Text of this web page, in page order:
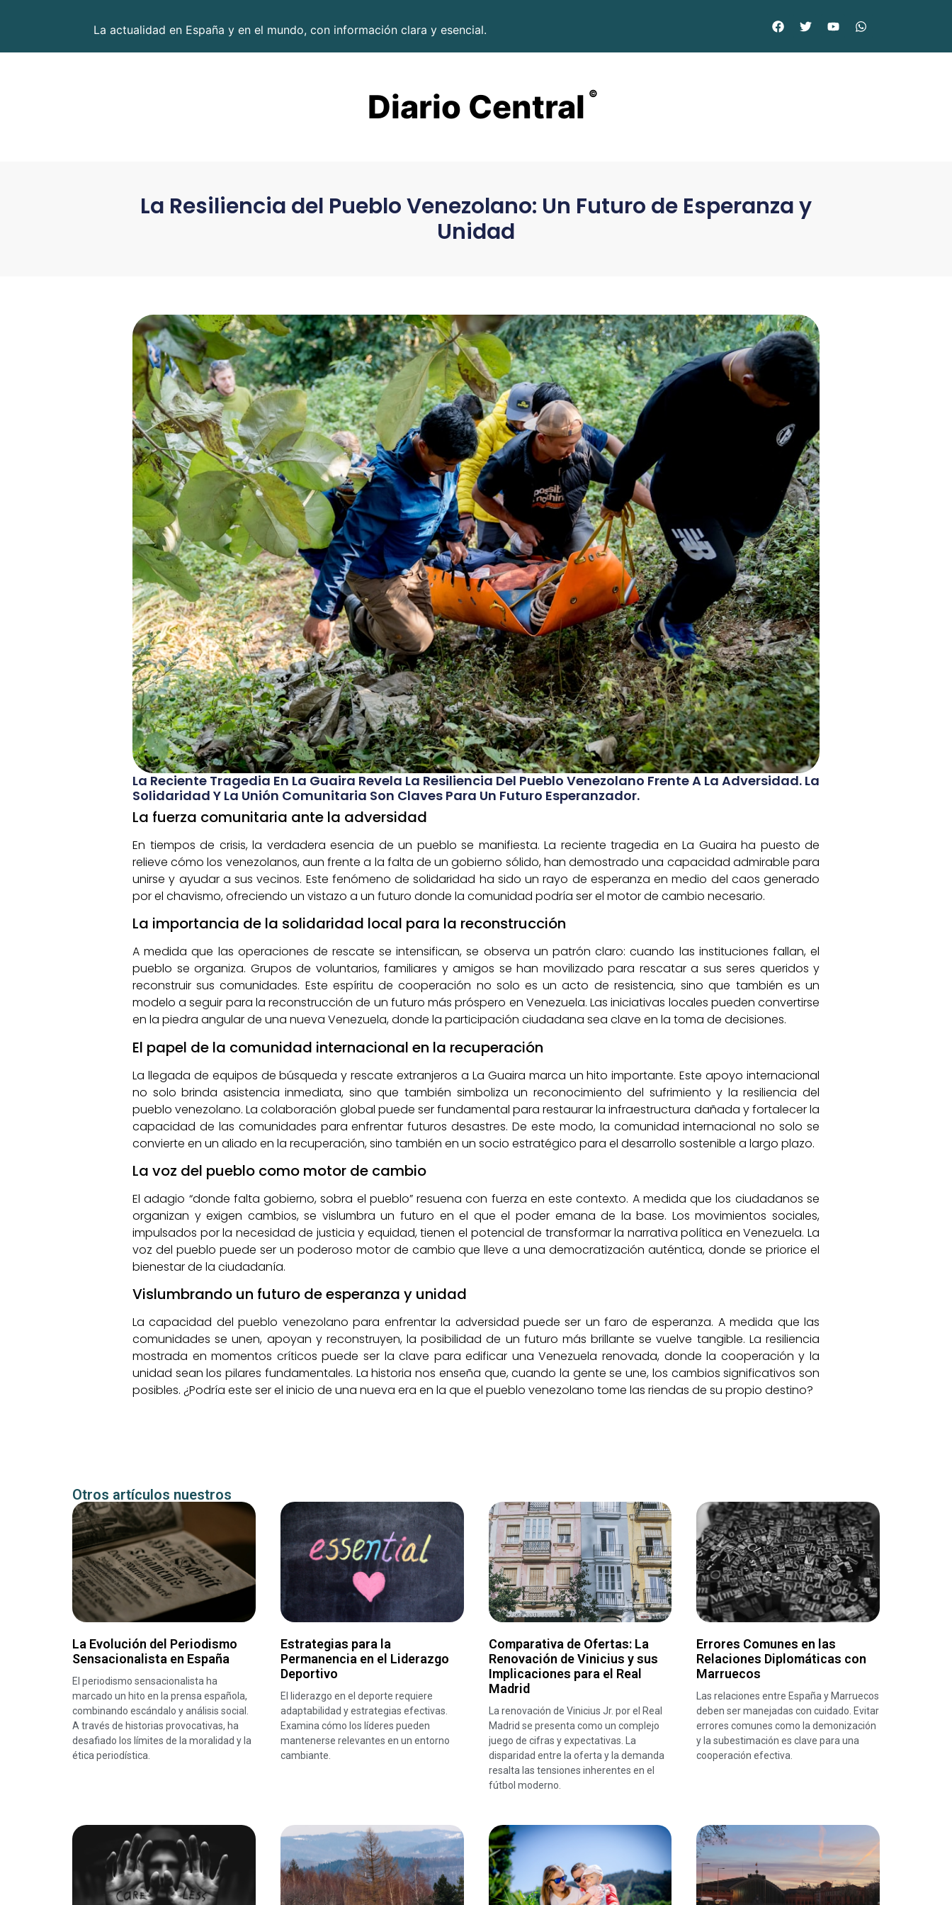
La actualidad en España y en el mundo, con información clara y esencial.
Diario Central ©
La Resiliencia del Pueblo Venezolano: Un Futuro de Esperanza y
Unidad
La Reciente Tragedia En La Guaira Revela La Resiliencia Del Pueblo Venezolano Frente A La Adversidad. La
Solidaridad Y La Unión Comunitaria Son Claves Para Un Futuro Esperanzador.
La fuerza comunitaria ante la adversidad
En tiempos de crisis, la verdadera esencia de un pueblo se manifiesta. La reciente tragedia en La Guaira ha puesto de
relieve cómo los venezolanos, aun frente a la falta de un gobierno sólido, han demostrado una capacidad admirable para
unirse y ayudar a sus vecinos. Este fenómeno de solidaridad ha sido un rayo de esperanza en medio del caos generado
por el chavismo, ofreciendo un vistazo a un futuro donde la comunidad podría ser el motor de cambio necesario.
La importancia de la solidaridad local para la reconstrucción
A medida que las operaciones de rescate se intensifican, se observa un patrón claro: cuando las instituciones fallan, el
pueblo se organiza. Grupos de voluntarios, familiares y amigos se han movilizado para rescatar a sus seres queridos y
reconstruir sus comunidades. Este espíritu de cooperación no solo es un acto de resistencia, sino que también es un
modelo a seguir para la reconstrucción de un futuro más próspero en Venezuela. Las iniciativas locales pueden convertirse
en la piedra angular de una nueva Venezuela, donde la participación ciudadana sea clave en la toma de decisiones.
El papel de la comunidad internacional en la recuperación
La llegada de equipos de búsqueda y rescate extranjeros a La Guaira marca un hito importante. Este apoyo internacional
no solo brinda asistencia inmediata, sino que también simboliza un reconocimiento del sufrimiento y la resiliencia del
pueblo venezolano. La colaboración global puede ser fundamental para restaurar la infraestructura dañada y fortalecer la
capacidad de las comunidades para enfrentar futuros desastres. De este modo, la comunidad internacional no solo se
convierte en un aliado en la recuperación, sino también en un socio estratégico para el desarrollo sostenible a largo plazo.
La voz del pueblo como motor de cambio
El adagio “donde falta gobierno, sobra el pueblo” resuena con fuerza en este contexto. A medida que los ciudadanos se
organizan y exigen cambios, se vislumbra un futuro en el que el poder emana de la base. Los movimientos sociales,
impulsados por la necesidad de justicia y equidad, tienen el potencial de transformar la narrativa política en Venezuela. La
voz del pueblo puede ser un poderoso motor de cambio que lleve a una democratización auténtica, donde se priorice el
bienestar de la ciudadanía.
Vislumbrando un futuro de esperanza y unidad
La capacidad del pueblo venezolano para enfrentar la adversidad puede ser un faro de esperanza. A medida que las
comunidades se unen, apoyan y reconstruyen, la posibilidad de un futuro más brillante se vuelve tangible. La resiliencia
mostrada en momentos críticos puede ser la clave para edificar una Venezuela renovada, donde la cooperación y la
unidad sean los pilares fundamentales. La historia nos enseña que, cuando la gente se une, los cambios significativos son
posibles. ¿Podría este ser el inicio de una nueva era en la que el pueblo venezolano tome las riendas de su propio destino?
Otros artículos nuestros
La Evolución del Periodismo
Sensacionalista en España
El periodismo sensacionalista ha
marcado un hito en la prensa española,
combinando escándalo y análisis social.
A través de historias provocativas, ha
desafiado los límites de la moralidad y la
ética periodística.
Estrategias para la
Permanencia en el Liderazgo
Deportivo
El liderazgo en el deporte requiere
adaptabilidad y estrategias efectivas.
Examina cómo los líderes pueden
mantenerse relevantes en un entorno
cambiante.
Comparativa de Ofertas: La
Renovación de Vinicius y sus
Implicaciones para el Real
Madrid
La renovación de Vinicius Jr. por el Real
Madrid se presenta como un complejo
juego de cifras y expectativas. La
disparidad entre la oferta y la demanda
resalta las tensiones inherentes en el
fútbol moderno.
Errores Comunes en las
Relaciones Diplomáticas con
Marruecos
Las relaciones entre España y Marruecos
deben ser manejadas con cuidado. Evitar
errores comunes como la demonización
y la subestimación es clave para una
cooperación efectiva.